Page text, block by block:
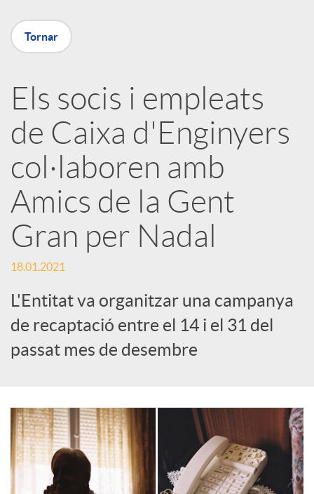
X
a
r
x
e
s
S
o
i
a
Tornar
Els socis i empleats
de Caixa d'Enginyers
col·laboren amb
Amics de la Gent
Gran per Nadal
18.01.2021
L'Entitat va organitzar una campanya
de recaptació entre el 14 i el 31 del
passat mes de desembre